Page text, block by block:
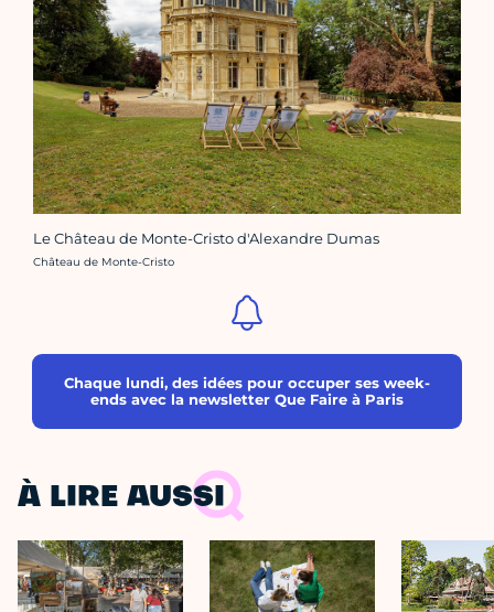
Le Château de Monte-Cristo d'Alexandre Dumas
Crédit photo :
Château de Monte-Cristo
Chaque lundi, des idées pour occuper ses week-
ends avec la newsletter Que Faire à Paris
À LIRE AUSSI